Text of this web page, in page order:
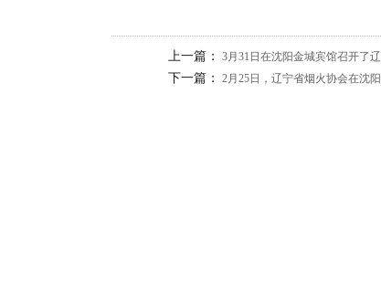
上一篇： 3月31日在沈阳金城宾馆召开了
下一篇： 2月25日，辽宁省烟火协会在沈